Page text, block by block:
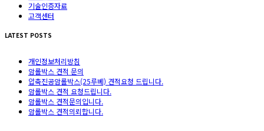
기술인증자료
고객센터
LATEST POSTS
개인정보처리방침
암롤박스 견적 문의
압축진공암롤박스(25루베) 견적요청 드립니다.
암롤박스 견적 요청드립니다.
암롤박스 견적문의입니다.
암롤박스 견적의뢰합니다.